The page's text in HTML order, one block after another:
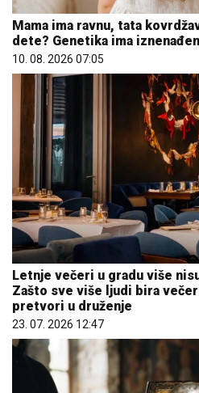
Mama ima ravnu, tata
dete? Genetika ima
10. 08. 2026 07:05
Letnje večeri u gradu više
Zašto sve više ljudi bira
pretvori u druženje
23. 07. 2026 12:47